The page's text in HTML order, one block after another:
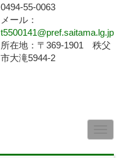
0494-55-0063
メール：
t5500141@pref.saitama.lg.jp
所在地：〒369-1901 秩父
市大滝5944-2